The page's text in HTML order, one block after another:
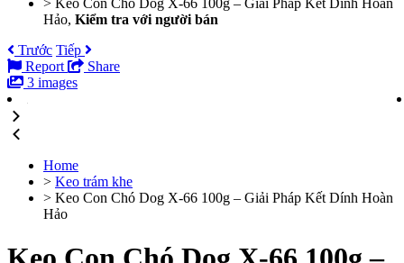
> Keo Con Chó Dog X-66 100g – Giải Pháp Kết Dính Hoàn
Hảo, Kiểm tra với người bán
Trước Tiếp
Report
Share
3 images
Home
> Keo trám khe
> Keo Con Chó Dog X-66 100g – Giải Pháp Kết Dính Hoàn
Hảo